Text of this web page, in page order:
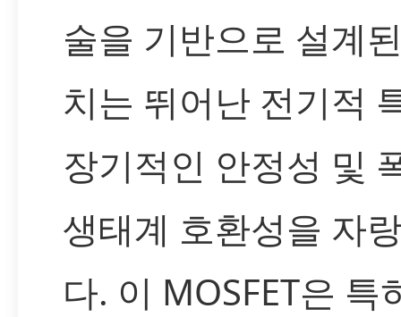
술을 기반으로 설계
치는 뛰어난 전기적
장기적인 안정성 및
생태계 호환성을 자
다. 이 MOSFET은 특